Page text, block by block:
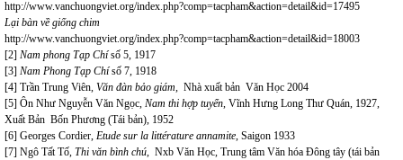
http://www.vanchuongviet.org/index.php?comp=tacpham&action=detail&id=17495
Lại bàn về giống chim
http://www.vanchuongviet.org/index.php?comp=tacpham&action=detail&id=18003
[2] Nam phong Tạp Chísố 5, 1917
[3] Nam Phong Tạp Chísố 7, 1918
[4] Trần Trung Viên, Văn đàn bảo giám, Nhà xuất bản Văn Học 2004
[5] Ôn Như Nguyễn Văn Ngọc, Nam thi hợp tuyển, Vĩnh Hưng Long Thư Quán, 1927,
Xuất Bản Bốn Phương (Tái bản), 1952
[6] Georges Cordier, Etude sur la littérature annamite, Saigon 1933
[7] Ngô Tất Tố, Thi văn bình chú, Nxb Văn Học, Trung tâm Văn hóa Đông tây (tái bản